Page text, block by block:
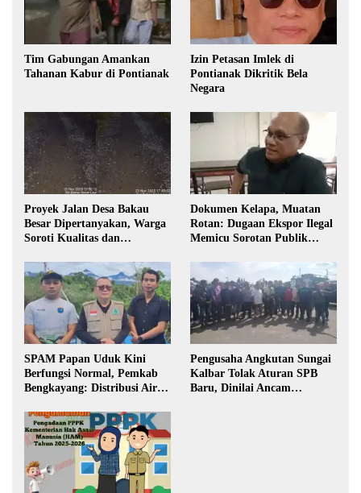
Tim Gabungan Amankan
Tahanan Kabur di Pontianak
Izin Petasan Imlek di
Pontianak Dikritik Bela
Negara
Proyek Jalan Desa Bakau
Besar Dipertanyakan, Warga
Soroti Kualitas dan
Pembangunan
Dokumen Kelapa, Muatan
Rotan: Dugaan Ekspor Ilegal
Memicu Sorotan Publik
SPAM Papan Uduk Kini
Berfungsi Normal, Pemkab
Bengkayang: Distribusi Air
Warga
Pengusaha Angkutan Sungai
Kalbar Tolak Aturan SPB
Baru, Dinilai Ancam